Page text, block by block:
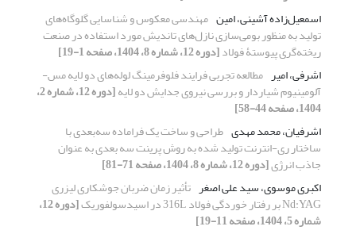
اسمعیل‌زاده آشینی، امین مهندسی معکوس و شناسایی گلوگاه‌های
تولید به منظور بومی‌سازی نازل‌های تاندیش مورد استفاده در صنعت
ریخته‌گری پیوستۀ فولاد[دوره 12، شماره 8، 1404، صفحه 1-19]
اشرفی، امیر مطالعه تجربی فرایند فلوفرمینگ لوله‌های دو لایه مس-
آلومینیوم شیاردار و بررسی نیروی جدایش دو لایه [دوره 12، شماره 2،
1404، صفحه 44-58]
اشرفیان، محمد مهدی طراحی و ساخت یک فراماده سه‌بعدی با
ساختار ری-انترنت تولید شده به روش پرینت سه بعدی به عنوان
جاذب انرژی[دوره 12، شماره 8، 1404، صفحه 71-81]
اکبری موسوی، سید علی اصغر تأثیر زمان ضربان جوشکاری لیزری
Nd:YAG بر رفتار خوردگی فولاد 316L در اسیدسولفوریک [دوره 12،
شماره 5، 1404، صفحه 11-19]